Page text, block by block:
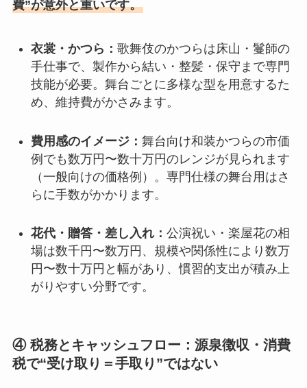
費”が意外と重いです。
衣裳・かつら： 歌舞伎のかつらは床山・鬘師の
手仕事で、製作から結い・整髪・保守まで専門
技能が必要。舞台ごとに多様な型を用意するた
め、維持費がかさみます。
費用感のイメージ： 舞台向け和装かつらの市価
例でも数万円〜数十万円のレンジが見られます
（一般向けの価格例）。専門仕様の舞台用はさ
らに手数がかかります。
花代・贈答・差し入れ： 公演祝い・楽屋花の相
場は数千円〜数万円、規模や関係性により数万
円〜数十万円と幅があり、慣習的支出が積み上
がりやすい分野です。
④ 税務とキャッシュフロー：源泉徴収・消費
税で“受け取り＝手取り”ではない